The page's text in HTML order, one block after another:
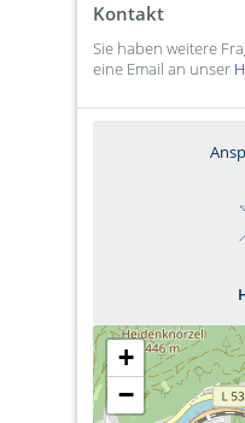
Kontakt
Sie haben weitere
eine Email an unser
+
−